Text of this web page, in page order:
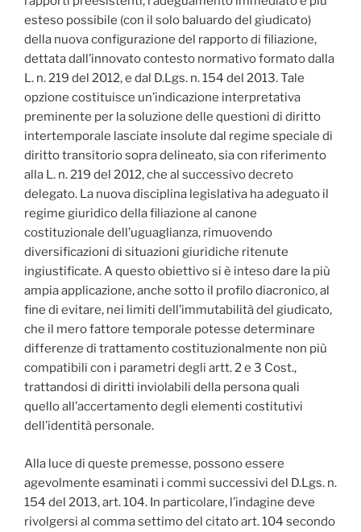
esteso possibile (con il solo baluardo del giudicato)
della nuova configurazione del rapporto di filiazione,
dettata dall’innovato contesto normativo formato dalla
L. n. 219 del 2012, e dal D.Lgs. n. 154 del 2013. Tale
opzione costituisce un’indicazione interpretativa
preminente per la soluzione delle questioni di diritto
intertemporale lasciate insolute dal regime speciale di
diritto transitorio sopra delineato, sia con riferimento
alla L. n. 219 del 2012, che al successivo decreto
delegato. La nuova disciplina legislativa ha adeguato il
regime giuridico della filiazione al canone
costituzionale dell’uguaglianza, rimuovendo
diversificazioni di situazioni giuridiche ritenute
ingiustificate. A questo obiettivo si è inteso dare la più
ampia applicazione, anche sotto il profilo diacronico, al
fine di evitare, nei limiti dell’immutabilità del giudicato,
che il mero fattore temporale potesse determinare
differenze di trattamento costituzionalmente non più
compatibili con i parametri degli artt. 2 e 3 Cost.,
trattandosi di diritti inviolabili della persona quali
quello all’accertamento degli elementi costitutivi
dell’identità personale.
Alla luce di queste premesse, possono essere
agevolmente esaminati i commi successivi del D.Lgs. n.
154 del 2013, art. 104. In particolare, l’indagine deve
rivolgersi al comma settimo del citato art. 104 secondo